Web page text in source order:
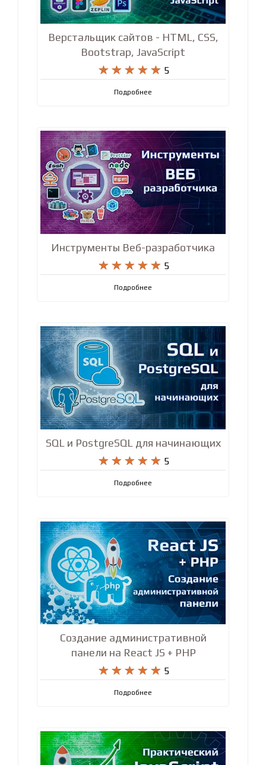
Верстальщик сайтов - HTML, CSS,
Bootstrap, JavaScript
    
     5
Подробнее
Инструменты Веб-разработчика
    
     5
Подробнее
SQL и PostgreSQL для начинающих
    
     5
Подробнее
Создание административной
панели на React JS + PHP
    
     5
Подробнее